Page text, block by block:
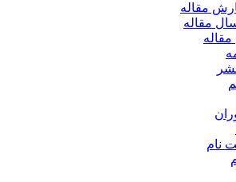
مقاله
مقاله